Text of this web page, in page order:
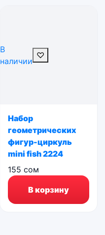
В
наличии
♡
Набор
геометрических
фигур-циркуль
mini fish 2224
155 сом
В корзину